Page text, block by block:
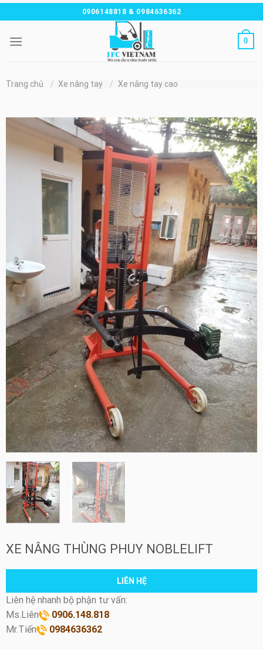
Chuyển
đến
nội
0906148818 & 0984636362
0
Trang chủ / Xe nâng tay / Xe nâng tay cao
XE NÂNG THÙNG PHUY NOBLELIFT
LIÊN HỆ
Liên hệ nhanh bộ phận tư vấn:
Ms.Liên
0906.148.818
Mr.Tiến
0984636362